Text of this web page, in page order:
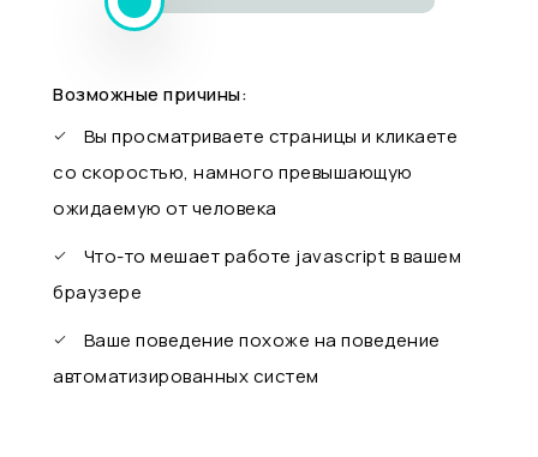
Возможные причины:
Вы просматриваете страницы и кликаете
со скоростью, намного превышающую
ожидаемую от человека
Что-то мешает работе javascript в вашем
браузере
Ваше поведение похоже на поведение
автоматизированных систем